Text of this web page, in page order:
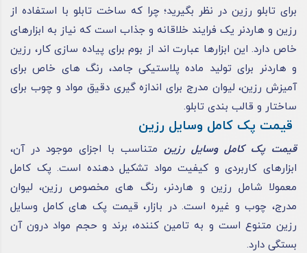
برای تابلو رزین در نظر بگیرید؛ چرا که ساخت تابلو با استفاده از
رزین و هاردنر یک فرایند خلاقانه و جذاب است که نیاز به ابزارهای
خاص دارد. این ابزارها عبارت‌ اند از بوم برای پیاده‌ سازی کار، رزین
و هاردنر برای تولید ماده پلاستیکی جامد، رنگ‌ های خاص برای
آمیزش رزین، لیوان مدرج برای اندازه‌ گیری دقیق مواد و چوب برای
ساختار و قالب‌ بندی تابلو.
قیمت پک کامل وسایل رزین
قیمت پک کامل وسایل رزین متناسب با اجزای موجود در آن،
ابزارهای کاربردی و کیفیت مواد تشکیل‌ دهنده است. پک کامل
معمولا شامل رزین و هاردنر، رنگ‌ های مخصوص رزین، لیوان
مدرج، چوب و غیره است. در بازار، قیمت پک‌ های کامل وسایل
رزین متنوع است و به تامین‌ کننده، برند و حجم مواد درون آن
بستگی دارد.